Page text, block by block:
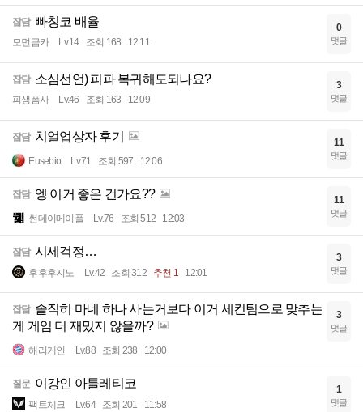
잡담 빠칭코 배율
모먼금카 Lv.14 조회 168 12:11
0
댓글
잡담 소심선언) 피파 복귀해도되나요?
피생폼사 Lv.46 조회 163 12:09
3
댓글
잡담 치얼업상자 후기
Eusebio Lv.71 조회 597 12:06
11
댓글
잡담 엥 이거 좋은 건가요??
썬데이메이플 Lv.76 조회 512 12:03
11
댓글
잡담 시세걱정…
후후후지노 Lv.42 조회 312 추천 1 12:01
3
댓글
잡담 솔직히 마네 하나 사는거보다 이거 세컨팀으로 맞추는
게 게임 더 재밌지 않을까?
해리케인 Lv.88 조회 238 12:00
3
댓글
질문 이강인 아틀레티코
팩트체크 Lv.64 조회 201 11:58
1
댓글